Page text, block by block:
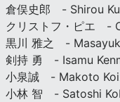
倉俣史郎 - Shirou
クリストフ・ピエ -
黒川 雅之 -
剣持 勇 - Isamu
小泉誠 - Makoto
小林 智 - Satoshi